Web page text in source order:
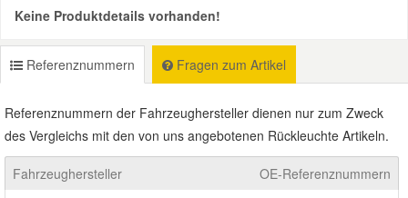
Keine Produktdetails vorhanden!
Referenznummern Fragen zum Artikel
Referenznummern der Fahrzeughersteller dienen nur zum Zweck
des Vergleichs mit den von uns angebotenen Rückleuchte Artikeln.
Fahrzeughersteller
OE-Referenznummern
Lancia Ersatzteile
Mazda Ersatzteile
Mercedes Ersatzteile